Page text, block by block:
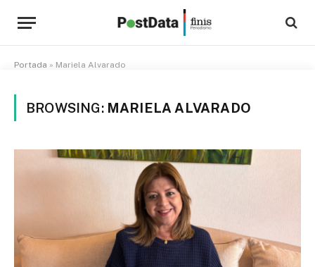
Portada » Mariela Alvarado
BROWSING: MARIELA ALVARADO